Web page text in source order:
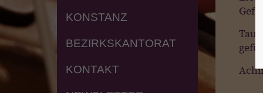
KONSTANZ
BEZIRKSKANTORAT
KONTAKT